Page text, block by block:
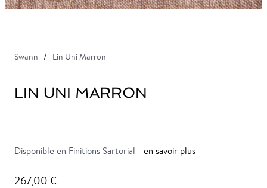
Swann Lin Uni Marron
LIN UNI MARRON
-
Disponible en Finitions Sartorial - en savoir plus
267,00 €